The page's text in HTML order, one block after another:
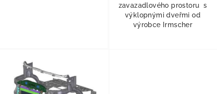
zavazadlového prostoru s
výklopnými dveřmi od
výrobce Irmscher